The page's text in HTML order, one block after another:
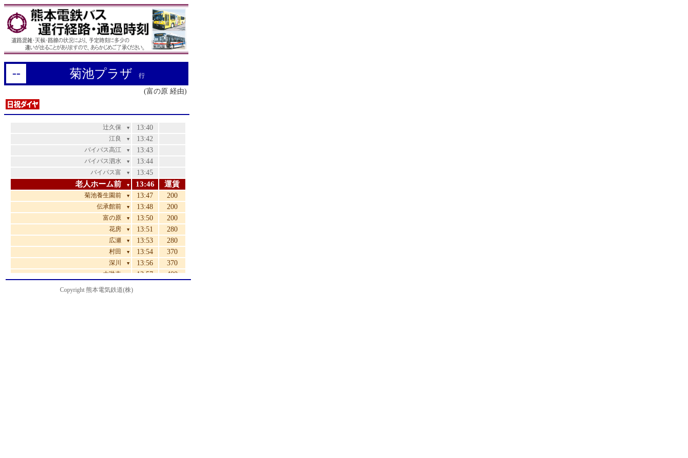
-- 菊池プラザ 行
(富の原 経由)
辻久保▼ 13:40
江良 ▼ 13:42
バイパス高江 ▼ 13:43
バイパス泗水▼ 13:44
バイパス富 ▼ 13:45
老人ホーム前 ▼ 13:46 運賃
菊池養生園前 ▼ 13:47 200
伝承館前 ▼ 13:48 200
富の原 ▼ 13:50 200
花房▼ 13:51 280
広瀬 ▼ 13:53 280
村田 ▼ 13:54 370
深川 ▼ 13:56 370
大琳寺▼ 13:57 400
菊池プラザ▼
Copyright 熊本電気鉄道(株)